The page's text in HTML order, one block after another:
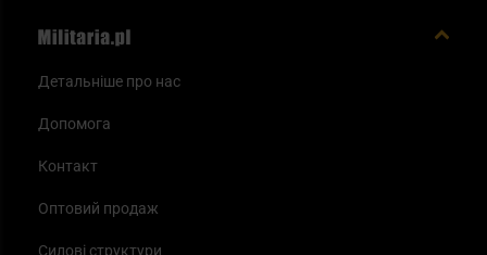
Детальніше про нас
Допомога
Контакт
Оптовий продаж
Силові структури